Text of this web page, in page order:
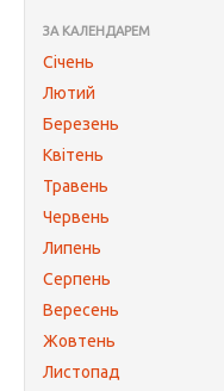
ЗА КАЛЕНДАРЕМ
Січень
Лютий
Березень
Квітень
Травень
Червень
Липень
Серпень
Вересень
Жовтень
Листопад